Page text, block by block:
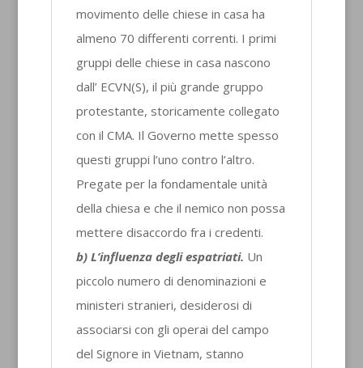
movimento delle chiese in casa ha
almeno 70 differenti correnti. I primi
gruppi delle chiese in casa nascono
dall’ ECVN(S), il più grande gruppo
protestante, storicamente collegato
con il CMA. Il Governo mette spesso
questi gruppi l’uno contro l’altro.
Pregate per la fondamentale unità
della chiesa e che il nemico non possa
mettere disaccordo fra i credenti.
b) L’influenza degli espatriati. Un
piccolo numero di denominazioni e
ministeri stranieri, desiderosi di
associarsi con gli operai del campo
del Signore in Vietnam, stanno